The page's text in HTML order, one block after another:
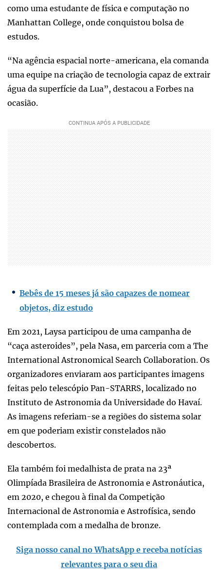
como uma estudante de física e computação no
Manhattan College, onde conquistou bolsa de
estudos.
“Na agência espacial norte-americana, ela comanda
uma equipe na criação de tecnologia capaz de extrair
água da superfície da Lua”, destacou a Forbes na
ocasião.
Bebês de 15 meses já são capazes de nomear
objetos, diz estudo
Em 2021, Laysa participou de uma campanha de
“caça asteroides”, pela Nasa, em parceria com a The
International Astronomical Search Collaboration. Os
organizadores enviaram aos participantes imagens
feitas pelo telescópio Pan-STARRS, localizado no
Instituto de Astronomia da Universidade do Havaí.
As imagens referiam-se a regiões do sistema solar
em que poderiam existir constelados não
descobertos.
Ela também foi medalhista de prata na 23ª
Olimpíada Brasileira de Astronomia e Astronáutica,
em 2020, e chegou à final da Competição
Internacional de Astronomia e Astrofísica, sendo
contemplada com a medalha de bronze.
Siga nosso canal no WhatsApp e receba notícias
relevantes para o seu dia